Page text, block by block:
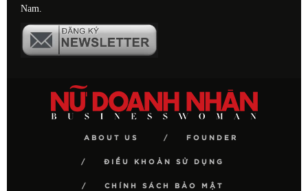
Nam.
ABOUT US FOUNDER
ĐIỀU KHOẢN SỬ DỤNG
CHÍNH SÁCH BẢO MẬT